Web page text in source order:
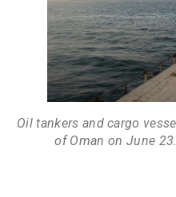
Oil tankers and cargo
of Oman on June 23.